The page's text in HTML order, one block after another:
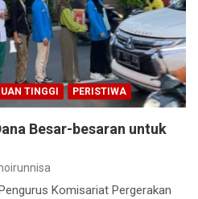
TINGGI PERISTIWA
Besar-besaran untuk
Komisariat Pergerakan